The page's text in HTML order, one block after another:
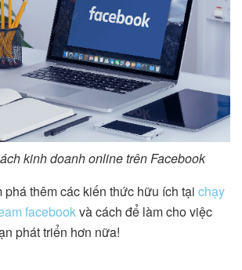
kinh doanh online trên Facebook
phá thêm các kiến thức hữu ích tại chạy
facebookvà cách để làm cho việc
phát triển hơn nữa!